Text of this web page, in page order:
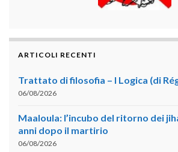
ARTICOLI RECENTI
Trattato di filosofia – I Logica (di
06/08/2026
Maaloula: l’incubo del ritorno dei
anni dopo il martirio
06/08/2026